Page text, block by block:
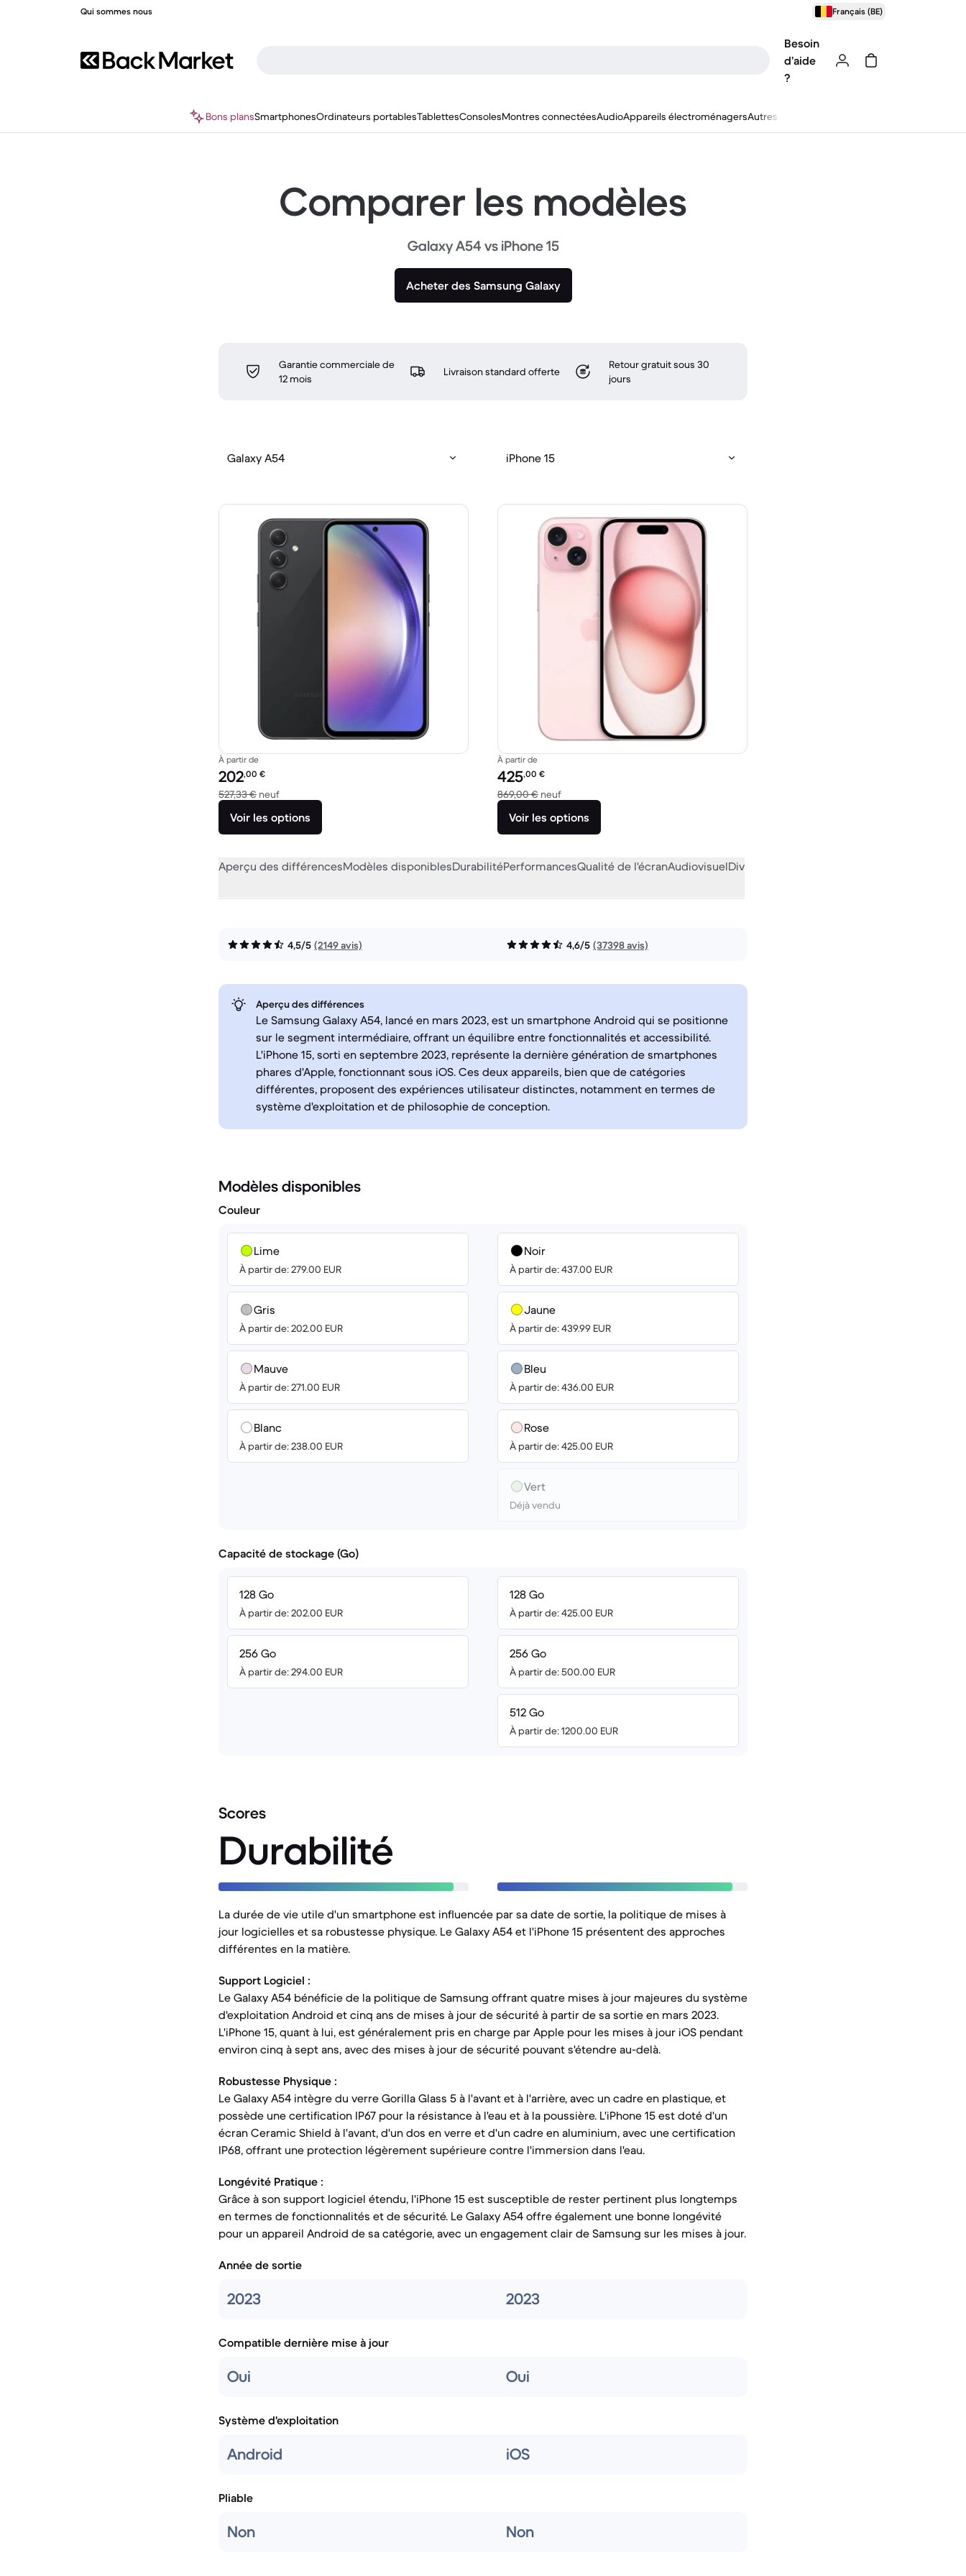
Qui sommes nous Français (BE)
Besoin
d’aide
?
Bons plansSmartphonesOrdinateurs portablesTablettesConsolesMontres connectéesAudioAppareils électroménagersAutres
Comparer les modèles
Galaxy A54 vs iPhone 15
Acheter des Samsung Galaxy
Garantie commerciale de
12 mois
Livraison standard offerte
Retour gratuit sous 30
jours
Galaxy A54 iPhone 15
À partir de
Prix reconditionné :
202,00 €
527,33 € neufcontre 527,33 € neuf
Voir les options
À partir de
Prix reconditionné :
425,00 €
869,00 € neufcontre 869,00 € neuf
Voir les options
Aperçu des différencesModèles disponiblesDurabilitéPerformancesQualité de l'écranAudiovisuelDivers
4,5/5 (2149 avis) 4,6/5 (37398 avis)
Aperçu des différences
Le Samsung Galaxy A54, lancé en mars 2023, est un smartphone Android qui se positionne
sur le segment intermédiaire, offrant un équilibre entre fonctionnalités et accessibilité.
L'iPhone 15, sorti en septembre 2023, représente la dernière génération de smartphones
phares d'Apple, fonctionnant sous iOS. Ces deux appareils, bien que de catégories
différentes, proposent des expériences utilisateur distinctes, notamment en termes de
système d'exploitation et de philosophie de conception.
Modèles disponibles
Couleur
Lime
À partir de: 279.00 EUR
Gris
À partir de: 202.00 EUR
Mauve
À partir de: 271.00 EUR
Blanc
À partir de: 238.00 EUR
Noir
À partir de: 437.00 EUR
Jaune
À partir de: 439.99 EUR
Bleu
À partir de: 436.00 EUR
Rose
À partir de: 425.00 EUR
Vert
Déjà vendu
Capacité de stockage (Go)
128 Go
À partir de: 202.00 EUR
256 Go
À partir de: 294.00 EUR
128 Go
À partir de: 425.00 EUR
256 Go
À partir de: 500.00 EUR
512 Go
À partir de: 1200.00 EUR
Scores
Durabilité
La durée de vie utile d'un smartphone est influencée par sa date de sortie, la politique de mises à
jour logicielles et sa robustesse physique. Le Galaxy A54 et l'iPhone 15 présentent des approches
différentes en la matière.
Support Logiciel :
Le Galaxy A54 bénéficie de la politique de Samsung offrant quatre mises à jour majeures du système
d'exploitation Android et cinq ans de mises à jour de sécurité à partir de sa sortie en mars 2023.
L'iPhone 15, quant à lui, est généralement pris en charge par Apple pour les mises à jour iOS pendant
environ cinq à sept ans, avec des mises à jour de sécurité pouvant s'étendre au-delà.
Robustesse Physique :
Le Galaxy A54 intègre du verre Gorilla Glass 5 à l'avant et à l'arrière, avec un cadre en plastique, et
possède une certification IP67 pour la résistance à l'eau et à la poussière. L'iPhone 15 est doté d'un
écran Ceramic Shield à l'avant, d'un dos en verre et d'un cadre en aluminium, avec une certification
IP68, offrant une protection légèrement supérieure contre l'immersion dans l'eau.
Longévité Pratique :
Grâce à son support logiciel étendu, l'iPhone 15 est susceptible de rester pertinent plus longtemps
en termes de fonctionnalités et de sécurité. Le Galaxy A54 offre également une bonne longévité
pour un appareil Android de sa catégorie, avec un engagement clair de Samsung sur les mises à jour.
Année de sortie
2023 2023
Compatible dernière mise à jour
Oui Oui
Système d'exploitation
Android iOS
Pliable
Non Non